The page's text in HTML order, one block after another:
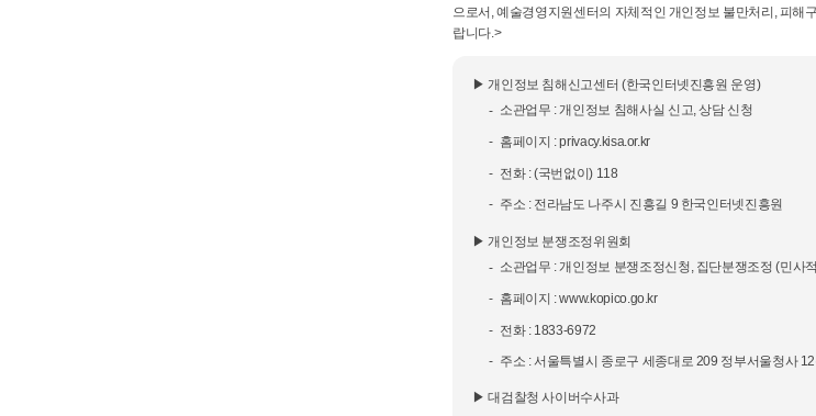
으로서, 예술경영지원센터의 자체적인 개인정보 불만처리, 피
랍니다.>
▶ 개인정보 침해신고센터 (한국인터넷진흥원 운영)
소관업무 : 개인정보 침해사실 신고, 상담 신청
홈페이지 : privacy.kisa.or.kr
전화 : (국번없이) 118
주소 : 전라남도 나주시 진흥길 9 한국인터넷진흥원
▶ 개인정보 분쟁조정위원회
소관업무 : 개인정보 분쟁조정신청, 집단분쟁조정 (민사
홈페이지 : www.kopico.go.kr
전화 : 1833-6972
주소 : 서울특별시 종로구 세종대로 209 정부서울청사
▶ 대검찰청 사이버수사과